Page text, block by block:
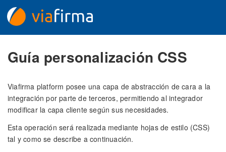
Guía personalización CSS
Viafirma platform posee una capa de abstracción de cara a la
integración por parte de terceros, permitiendo al integrador
modificar la capa cliente según sus necesidades.
Esta operación será realizada mediante hojas de estilo (CSS)
tal y como se describe a continuación.